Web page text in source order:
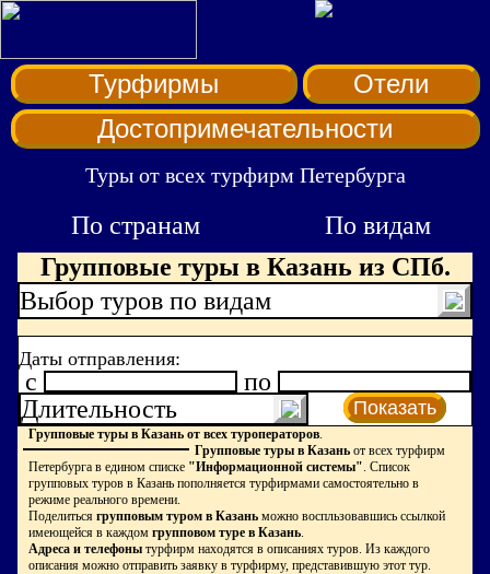
Турфирмы
Отели
Достопримечательности
Туры от всех турфирм Петербурга
По странам
По видам
Групповые туры в Казань из СПб.
Выбор туров по видам
Даты отправления:
c
по
Длительность
Показать
Групповые туры в Казань от всех туроператоров.
Групповые туры в Казань от всех турфирм
Петербурга в едином списке "Информационной системы". Список
групповых туров в Казань пополняется турфирмами самостоятельно в
режиме реального времени.
Поделиться групповым туром в Казань можно воспльзовавшись ссылкой
имеющейся в каждом групповом туре в Казань.
Адреса и телефоны турфирм находятся в описаниях туров. Из каждого
описания можно отправить заявку в турфирму, представившую этот тур.